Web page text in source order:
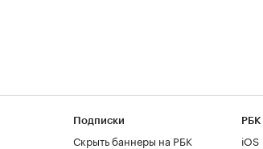
Подписки
Скрыть баннеры на РБК
РБК
iOS